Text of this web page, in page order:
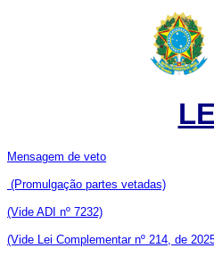
Mensagem de veto
(Promulgação partes vetadas)
(Vide ADI nº 7232)
(Vide Lei Complementar nº 214, de